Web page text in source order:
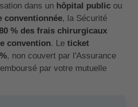
dans un hôpital publicou
conventionnée, la Sécurité
% des frais chirurgicaux
convention. Le ticket
, non couvert par l'Assurance
par votre mutuelle